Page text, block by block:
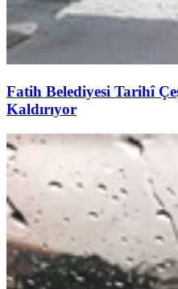
Fatih Belediyesi Tarihî
Kaldırıyor